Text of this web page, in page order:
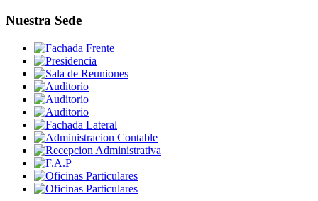
Nuestra Sede